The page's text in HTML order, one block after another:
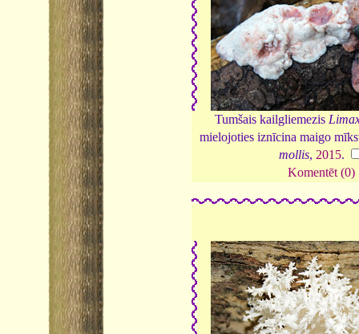
Tumšais kailgliemezis
mielojoties iznīcina maigo
mollis, 2015.
Komentēt (0)